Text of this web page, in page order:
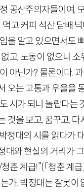
공산주의자들이여,
고 커피 석잔 담배
을 알고 있으면서도
고, 노동이 없으니
아닌가? 물론이다.
오는 고통과 우울을
시가 되니 놀랍다는
것을 보고, 꿈꾸고,
정대의 시를 읽다가
대와 현실의 거리가
춘 계급!”(「청춘 계급
가. 박정대는 잘못